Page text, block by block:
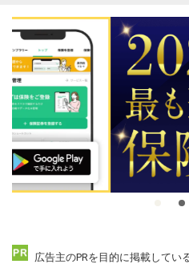
広告主のPRを目的に掲載してい